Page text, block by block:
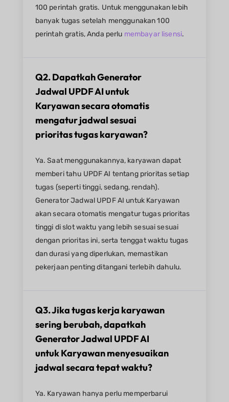
100 perintah gratis. Untuk menggunakan lebih
banyak tugas setelah menggunakan 100
perintah gratis, Anda perlu membayar lisensi.
Q2. Dapatkah Generator
Jadwal UPDF AI untuk
Karyawan secara otomatis
mengatur jadwal sesuai
prioritas tugas karyawan?​
Ya. Saat menggunakannya, karyawan dapat
memberi tahu UPDF AI tentang prioritas setiap
tugas (seperti tinggi, sedang, rendah).
Generator Jadwal UPDF AI untuk Karyawan
akan secara otomatis mengatur tugas prioritas
tinggi di slot waktu yang lebih sesuai sesuai
dengan prioritas ini, serta tenggat waktu tugas
dan durasi yang diperlukan, memastikan
pekerjaan penting ditangani terlebih dahulu.
Q3. Jika tugas kerja karyawan
sering berubah, dapatkah
Generator Jadwal UPDF AI
untuk Karyawan menyesuaikan
jadwal secara tepat waktu?​
Ya. Karyawan hanya perlu memperbarui